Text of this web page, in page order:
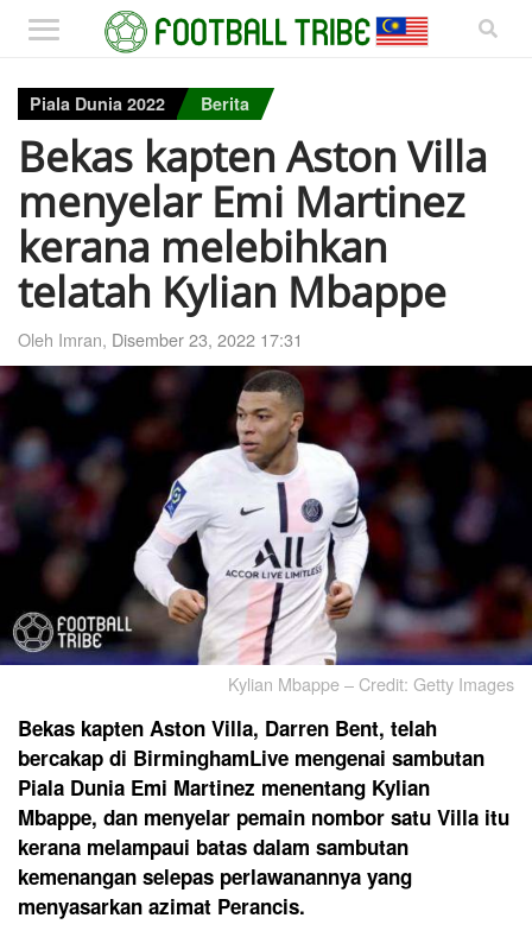
Piala Dunia 2022 Berita
Bekas kapten Aston Villa
menyelar Emi Martinez
kerana melebihkan
telatah Kylian Mbappe
Oleh Imran, Disember 23, 2022 17:31
Kylian Mbappe – Credit: Getty Images
Bekas kapten Aston Villa, Darren Bent, telah
bercakap di BirminghamLive mengenai sambutan
Piala Dunia Emi Martinez menentang Kylian
Mbappe, dan menyelar pemain nombor satu Villa itu
kerana melampaui batas dalam sambutan
kemenangan selepas perlawanannya yang
menyasarkan azimat Perancis.